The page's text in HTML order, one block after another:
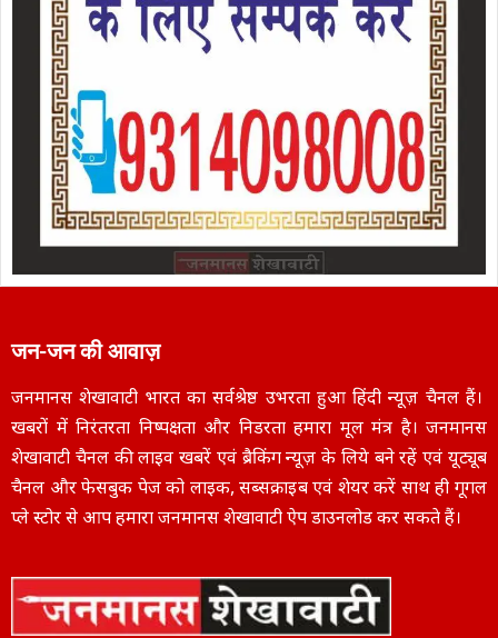
जन-जन की आवाज़
जनमानस शेखावाटी भारत का सर्वश्रेष्ठ उभरता हुआ हिंदी न्यूज़ चैनल हैं।
खबरों में निरंतरता निष्पक्षता और निडरता हमारा मूल मंत्र है। जनमानस
शेखावाटी चैनल की लाइव खबरें एवं ब्रैकिंग न्यूज़ के लिये बने रहें एवं यूट्यूब
चैनल और फेसबुक पेज को लाइक, सब्सक्राइब एवं शेयर करें साथ ही गूगल
प्ले स्टोर से आप हमारा जनमानस शेखावाटी ऐप डाउनलोड कर सकते हैं।